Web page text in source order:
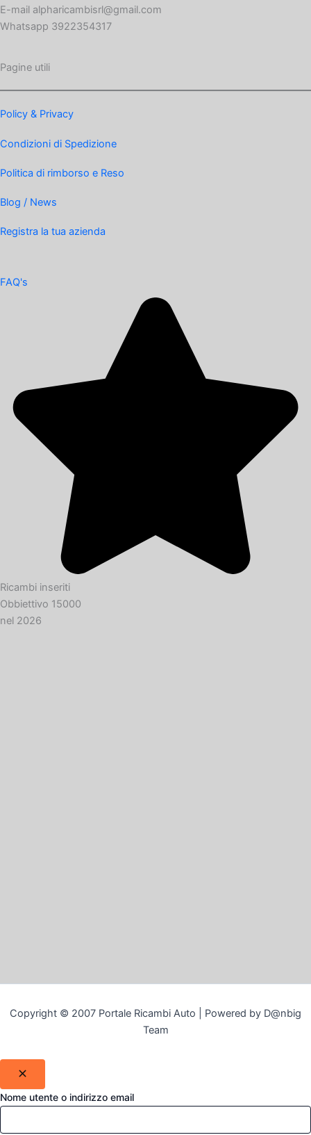
E-mail alpharicambisrl@gmail.com
Whatsapp 3922354317
Pagine utili
Policy & Privacy
Condizioni di Spedizione
Politica di rimborso e Reso
Blog / News
Registra la tua azienda
FAQ's
Ricambi inseriti
Obbiettivo 15000
nel 2026
Copyright © 2007 Portale Ricambi Auto | Powered by D@nbig
Team
Nome utente o indirizzo email